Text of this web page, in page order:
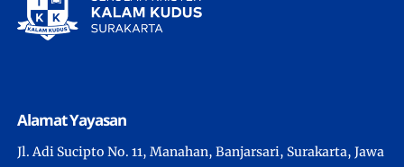
Alamat Yayasan
Jl. Adi Sucipto No. 11, Manahan, Banjarsari, Surakarta, Jawa